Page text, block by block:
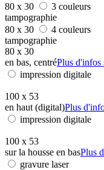
80 x 30
3 couleurs
tampographie
80 x 30
4 couleurs
tampographie
80 x 30
en bas, centréPlus d'infos
impression digitale
100 x 53
en haut (digital)Plus
impression digitale
100 x 53
sur la housse en basPlus
gravure laser